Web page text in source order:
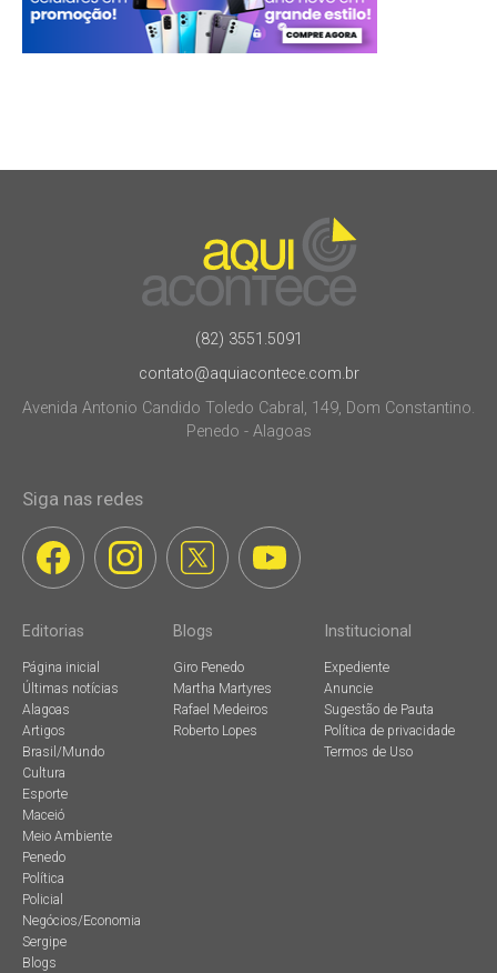
(82) 3551.5091
contato@aquiacontece.com.br
Avenida Antonio Candido Toledo Cabral, 149, Dom Constantino.
Penedo - Alagoas
Siga nas redes
Editorias
Página inicial
Últimas notícias
Alagoas
Artigos
Brasil/Mundo
Cultura
Esporte
Maceió
Meio Ambiente
Penedo
Política
Policial
Negócios/Economia
Sergipe
Blogs
Blogs
Giro Penedo
Martha Martyres
Rafael Medeiros
Roberto Lopes
Institucional
Expediente
Anuncie
Sugestão de Pauta
Política de privacidade
Termos de Uso